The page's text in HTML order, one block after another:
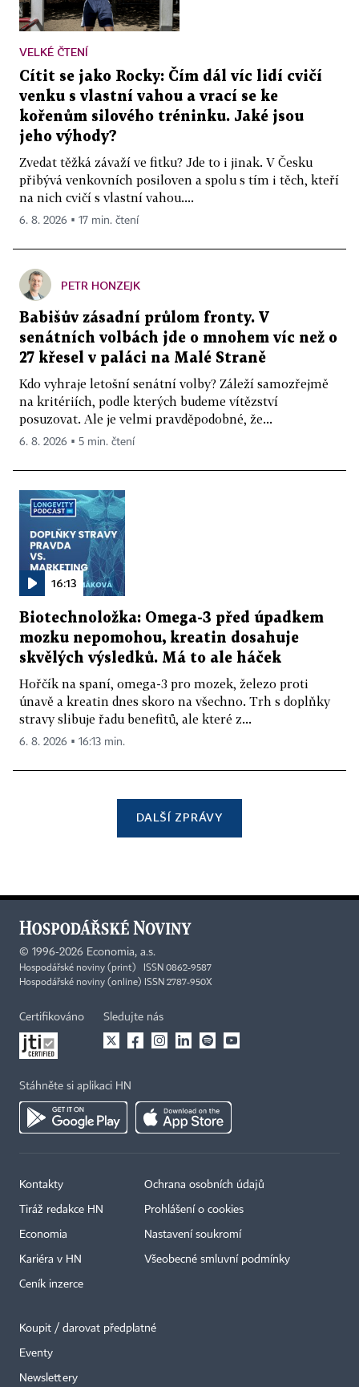
VELKÉ ČTENÍ
Cítit se jako Rocky: Čím dál víc lidí cvičí
venku s vlastní vahou a vrací se ke
kořenům silového tréninku. Jaké jsou
jeho výhody?
Zvedat těžká závaží ve fitku? Jde to i jinak. V Česku
přibývá venkovních posiloven a spolu s tím i těch, kteří
na nich cvičí s vlastní vahou....
6. 8. 2026 ▪ 17 min. čtení
PETR HONZEJK
Babišův zásadní průlom fronty. V
senátních volbách jde o mnohem víc než o
27 křesel v paláci na Malé Straně
Kdo vyhraje letošní senátní volby? Záleží samozřejmě
na kritériích, podle kterých budeme vítězství
posuzovat. Ale je velmi pravděpodobné, že...
6. 8. 2026 ▪ 5 min. čtení
16:13
Biotechnoložka: Omega-3 před úpadkem
mozku nepomohou, kreatin dosahuje
skvělých výsledků. Má to ale háček
Hořčík na spaní, omega-3 pro mozek, železo proti
únavě a kreatin dnes skoro na všechno. Trh s doplňky
stravy slibuje řadu benefitů, ale které z...
6. 8. 2026 ▪ 16:13 min.
DALŠÍ ZPRÁVY
© 1996-2026 Economia, a.s.
Hospodářské noviny (print) ISSN 0862-9587
Hospodářské noviny (online) ISSN 2787-950X
Certifikováno Sledujte nás
Stáhněte si aplikaci HN
Kontakty
Tiráž redakce HN
Economia
Kariéra v HN
Ceník inzerce
Ochrana osobních údajů
Prohlášení o cookies
Nastavení soukromí
Všeobecné smluvní podmínky
Koupit / darovat předplatné
Eventy
Newslettery